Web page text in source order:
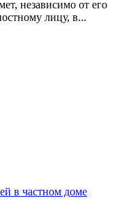
независимо от его
лицу, в...
в частном доме